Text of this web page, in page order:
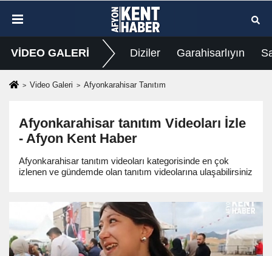
VİDEO GALERİ Diziler Garahisarlıyın
Video Galeri Afyonkarahisar Tanıtım
Afyonkarahisar tanıtım Videoları İzle
- Afyon Kent Haber
Afyonkarahisar tanıtım videoları kategorisinde en çok
izlenen ve gündemde olan tanıtım videolarına ulaşabilirsiniz